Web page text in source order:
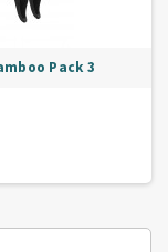
Pack 3